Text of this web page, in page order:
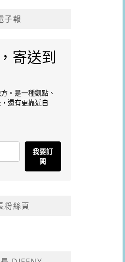
子報
寄送到
。是一種觀點、
還有更靠近自
我要訂
閱
粉絲頁